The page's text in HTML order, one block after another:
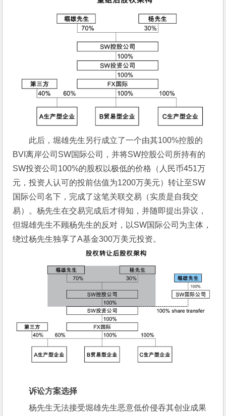
此后，堀雄先生另行成立了一个由其100%控股的
BVI离岸公司SW国际公司，并将SW控股公司所持有的
SW投资公司100%的股权以极低的价格（人民币451万
元，投资人认可的投前估值为1200万美元）转让至SW
国际公司名下，完成了这笔关联交易（实质是自我交
易）。杨先生在交易完成后才得知，并随即提出异议，
但堀雄先生不顾杨先生的反对，以SW国际公司为主体，
绕过杨先生独享了A基金300万美元投资。
诉讼方案选择
杨先生无法接受堀雄先生恶意低价侵吞其创业成果